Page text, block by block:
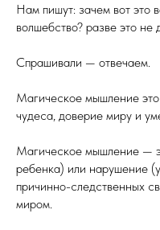
Нам пишут: зачем вот это
волшебство? разве это
Спрашивали — отвечаем.
Магическое мышление
чудеса, доверие миру и
Магическое мышление —
ребенка) или нарушение
причинно-следственных
миром.